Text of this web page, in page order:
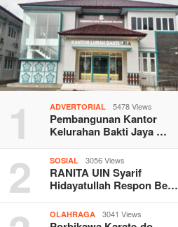
1 ADVERTORIAL 5478 Views
Pembangunan Kantor
Kelurahan Bakti Jaya …
2 SOSIAL 3056 Views
RANITA UIN Syarif
Hidayatullah Respon Be…
OLAHRAGA 3041 Views